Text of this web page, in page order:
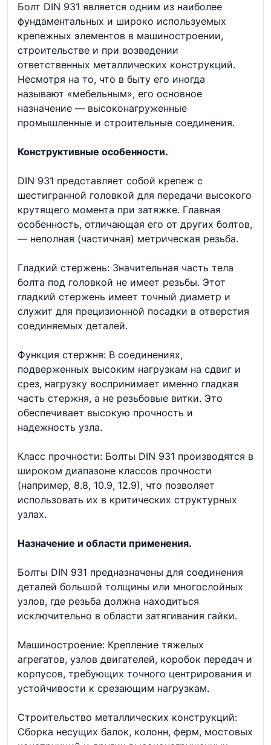
Болт DIN 931 является одним из наиболее
фундаментальных и широко используемых
крепежных элементов в машиностроении,
строительстве и при возведении
ответственных металлических конструкций.
Несмотря на то, что в быту его иногда
называют «мебельным», его основное
назначение — высоконагруженные
промышленные и строительные соединения.
Конструктивные особенности.
DIN 931 представляет собой крепеж с
шестигранной головкой для передачи высокого
крутящего момента при затяжке. Главная
особенность, отличающая его от других болтов,
— неполная (частичная) метрическая резьба.
Гладкий стержень: Значительная часть тела
болта под головкой не имеет резьбы. Этот
гладкий стержень имеет точный диаметр и
служит для прецизионной посадки в отверстия
соединяемых деталей.
Функция стержня: В соединениях,
подверженных высоким нагрузкам на сдвиг и
срез, нагрузку воспринимает именно гладкая
часть стержня, а не резьбовые витки. Это
обеспечивает высокую прочность и
надежность узла.
Класс прочности: Болты DIN 931 производятся в
широком диапазоне классов прочности
(например, 8.8, 10.9, 12.9), что позволяет
использовать их в критических структурных
узлах.
Назначение и области применения.
Болты DIN 931 предназначены для соединения
деталей большой толщины или многослойных
узлов, где резьба должна находиться
исключительно в области затягивания гайки.
Машиностроение: Крепление тяжелых
агрегатов, узлов двигателей, коробок передач и
корпусов, требующих точного центрирования и
устойчивости к срезающим нагрузкам.
Строительство металлических конструкций:
Сборка несущих балок, колонн, ферм, мостовых